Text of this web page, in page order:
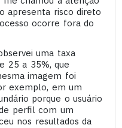
apresenta risco direto
ocorre fora do
uma taxa
25 a 35%, que
imagem foi
exemplo, em um
porque o usuário
perfil com um
nos resultados da